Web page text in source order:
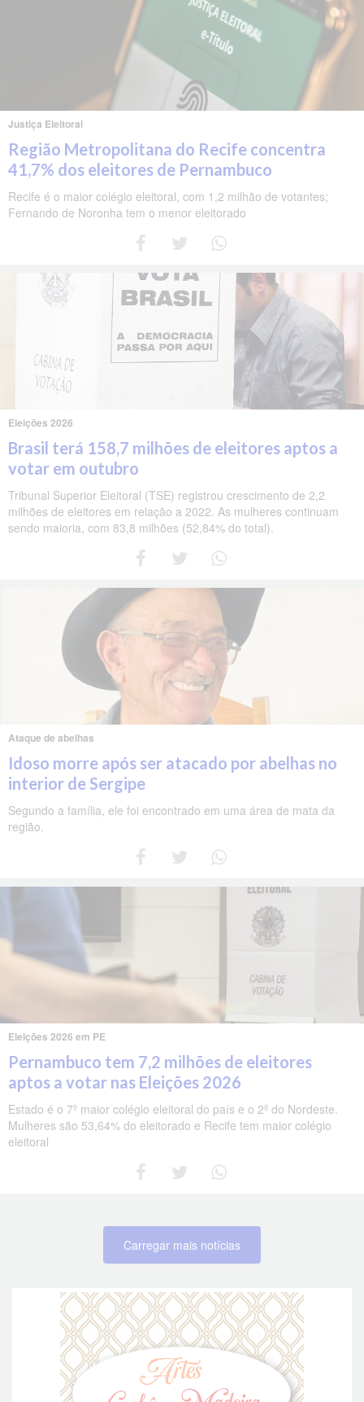
Justiça Eleitoral
Região Metropolitana do Recife concentra
41,7% dos eleitores de Pernambuco
Recife é o maior colégio eleitoral, com 1,2 milhão de votantes;
Fernando de Noronha tem o menor eleitorado
Eleições 2026
Brasil terá 158,7 milhões de eleitores aptos a
votar em outubro
Tribunal Superior Eleitoral (TSE) registrou crescimento de 2,2
milhões de eleitores em relação a 2022. As mulheres continuam
sendo maioria, com 83,8 milhões (52,84% do total).
Ataque de abelhas
Idoso morre após ser atacado por abelhas no
interior de Sergipe
Segundo a família, ele foi encontrado em uma área de mata da
região.
Eleições 2026 em PE
Pernambuco tem 7,2 milhões de eleitores
aptos a votar nas Eleições 2026
Estado é o 7º maior colégio eleitoral do país e o 2º do Nordeste.
Mulheres são 53,64% do eleitorado e Recife tem maior colégio
eleitoral
Carregar mais notícias